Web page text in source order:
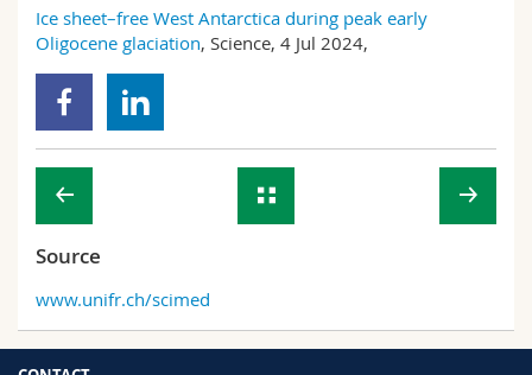
Ice sheet–free West Antarctica during peak early
Oligocene glaciation, Science, 4 Jul 2024,
Source
www.unifr.ch/scimed